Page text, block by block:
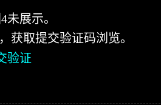
展示。
获取提交验证码浏览。
验证